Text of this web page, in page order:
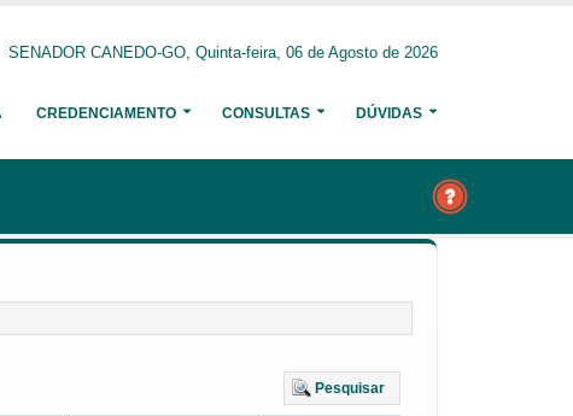
SENADOR CANEDO-GO, Quinta-feira, 06 de Agosto de 2026
CREDENCIAMENTO CONSULTAS DÚVIDAS
Pesquisar